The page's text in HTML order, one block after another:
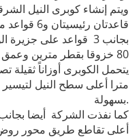
قاعدتان
بجانب 3 قواعد على
مترا أعلى سطح النيل لتيسير
بسهولة.
كما نفذت الشركة أيضا